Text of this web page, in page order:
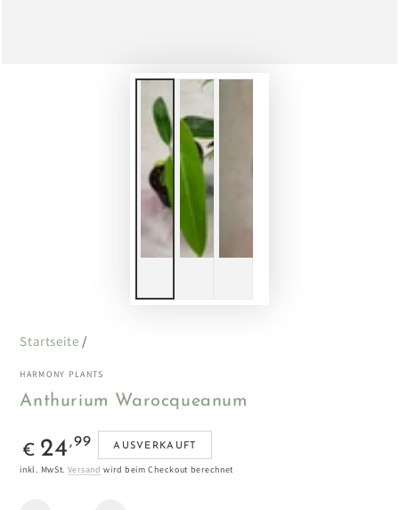
Startseite /
HARMONY PLANTS
Anthurium Warocqueanum
Regulärer
Preis
€ 24 ,99 AUSVERKAUFT
inkl. MwSt. Versand wird beim Checkout berechnet